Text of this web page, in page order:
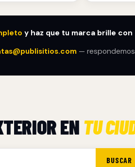
y haz que tu marca brille con
—
EN TU
BUSCAR